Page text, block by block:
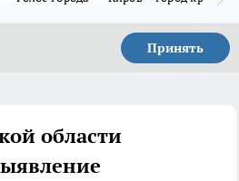
Принять
области